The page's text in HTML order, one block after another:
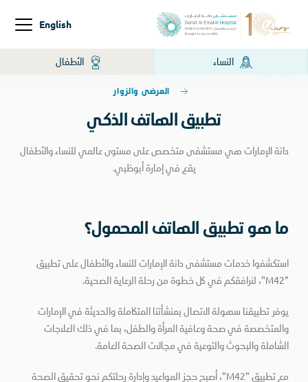
English
النساء الأطفال
المرضى والزوار
تطبيق الهاتف الذكي
دانة الإمارات هي مستشفى متخصص على مستوى عالمي للنساء والأطفال
يقع في إمارة أبوظبي.
ما هو تطبيق الهاتف المحمول؟
استكشفوا خدمات مستشفى دانة الإمارات للنساء والأطفال على تطبيق
"M42"، لنرافقكم في كل خطوة من رحلة الرعاية الصحية.
يوفر تطبيقنا سهولة الاتصال بمنشأتنا المتكاملة والحديثة في الإمارات
والمتخصصة في صحة وعافية المرأة والطفل، بما في ذلك العلاجات
الشاملة والبحوث والتوعية في مجالات الصحة العامة.
مع تطبيق "M42"، أصبح حجز المواعيد وإدارة رحلتكم نحو تحقيق الصحة